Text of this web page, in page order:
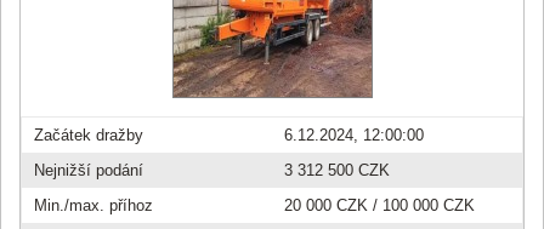
Začátek dražby
6.12.2024, 12:00:00
Nejnižší podání
3 312 500 CZK
Min./max. příhoz
20 000 CZK / 100 000 CZK